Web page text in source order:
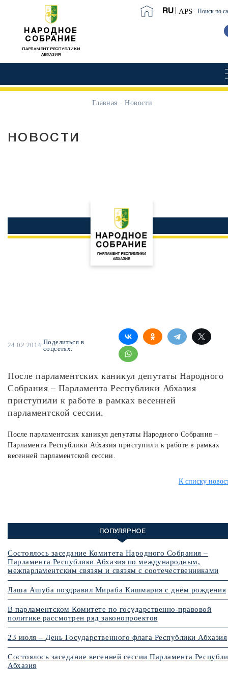
НАРОДНОЕ
СОБРАНИЕ
ПАРЛАМЕНТ РЕСПУБЛИКИ
АБХАЗИЯ
RU APS Поиск по
Главная Новости
ПОПУЛЯРНОЕ
Состоялось заседание Комитета Народного Собрания –
Парламента Республики Абхазия по международным,
межпарламентским связям и связям с соотечественниками
Лаша Ашуба поздравил Мираба Кишмария с днём рождения
В парламентском Комитете по государственно-правовой
политике рассмотрен ряд законопроектов
23 июля – День Государственного флага Республики Абхазия
Состоялось заседание весенней сессии Парламента
Абхазия
НОВОСТИ
24.02.2014 Поделиться в
соцсетях:
После парламентских каникул депутаты Народного
Собрания – Парламента Республики Абхазия
приступили к работе в рамках весенней
парламентской сессии.
После парламентских каникул депутаты Народного Собрания –
Парламента Республики Абхазия приступили к работе в рамках
весенней парламентской сессии.
К списку